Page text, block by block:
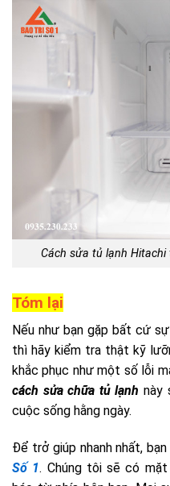
Cách sửa tủ lạnh
Tóm lại
Nếu như bạn gặp bất cứ
thì hãy kiểm tra thật kỹ
khắc phục như một số lỗi
cách sửa chữa tủ lạnh này
cuộc sống hằng ngày.
Để trở giúp nhanh nhất,
Số 1. Chúng tôi sẽ có